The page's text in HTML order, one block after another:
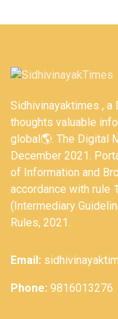
Sidhivinayaktimes ,
thoughts valuable
global🌎. The Digital
December 2021.
of Information and
accordance with rule
(Intermediary
Rules, 2021.
Email:
Phone: 9816013276